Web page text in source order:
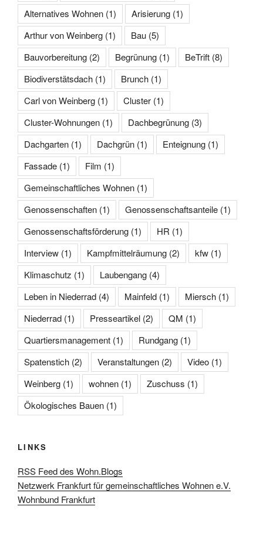
Alternatives Wohnen (1) Arisierung (1)
Arthur von Weinberg (1) Bau (5)
Bauvorbereitung (2) Begrünung (1) BeTrift (8)
Biodiverstätsdach (1) Brunch (1)
Carl von Weinberg (1) Cluster (1)
Cluster-Wohnungen (1) Dachbegrünung (3)
Dachgarten (1) Dachgrün (1) Enteignung (1)
Fassade (1) Film (1)
Gemeinschaftliches Wohnen (1)
Genossenschaften (1) Genossenschaftsanteile (1)
Genossenschaftsförderung (1) HR (1)
Interview (1) Kampfmittelräumung (2) kfw (1)
Klimaschutz (1) Laubengang (4)
Leben in Niederrad (4) Mainfeld (1) Miersch (1)
Niederrad (1) Presseartikel (2) QM (1)
Quartiersmanagement (1) Rundgang (1)
Spatenstich (2) Veranstaltungen (2) Video (1)
Weinberg (1) wohnen (1) Zuschuss (1)
Ökologisches Bauen (1)
LINKS
RSS Feed des Wohn.Blogs
Netzwerk Frankfurt für gemeinschaftliches Wohnen e.V.
Wohnbund Frankfurt